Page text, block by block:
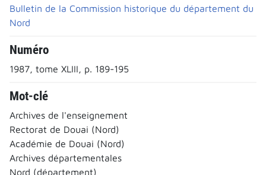
Bulletin de la Commission historique du département du
Nord
Numéro
1987, tome XLIII, p. 189-195
Mot-clé
Archives de l'enseignement
Rectorat de Douai (Nord)
Académie de Douai (Nord)
Archives départementales
Nord (département)